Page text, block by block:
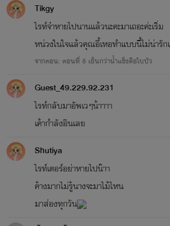
เด็กหนุ่มวัยยี่สิบสองปีที่จางอี้เหอเป็นคน
Tikgy
ไรท์จ๋าหายไปนานแล้วนะคะมาเถอะค่ะเริ่ม
หน่วงในใจแล้วคุณอี้เหอทำแบบนี้ไม่น่ารัก
จากตอน: ตอนที่ 8 เย็นกว่าน้ำแข็งคือใบบัว
Guest_49.229.92.231
ไรท์กลับมาอัพเวๆน้าาาา
เค้ากำลังอินเลย
Shutiya
ไรท์เตอร์อย่าหายไปน๊าา
ค้างมากไม่รู้นางจะมาไม้ไหน
มาส่องทุกวัน